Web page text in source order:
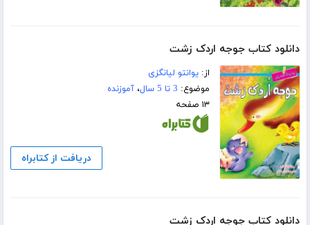
دانلود کتاب جوجه اردک زشت
از:یوانتو لیانگزی
موضوع: 3 تا 5 سال ،آموزنده
۱۳ صفحه
دریافت از کتابراه
دانلود کتاب جوجه اردک زشت